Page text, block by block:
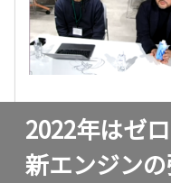
2022年はゼ
新エンジン